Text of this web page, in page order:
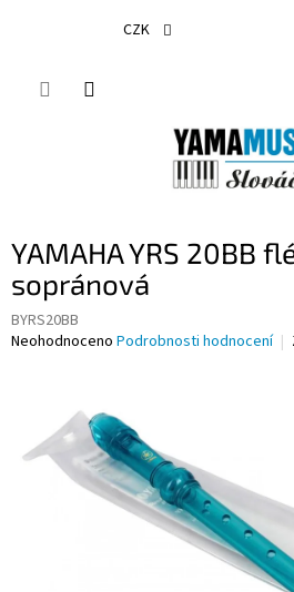
CZK
YAMAHA YRS 20BB
sopránová
BYRS20BB
Průměrné
hvězdiček.
Neohodnoceno Podrobnosti hodnocení